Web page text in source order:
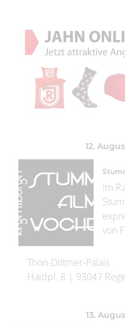
12.
Im
von
Thon-Dittmer-Palais
Haidpl. 8 | 93047
13.